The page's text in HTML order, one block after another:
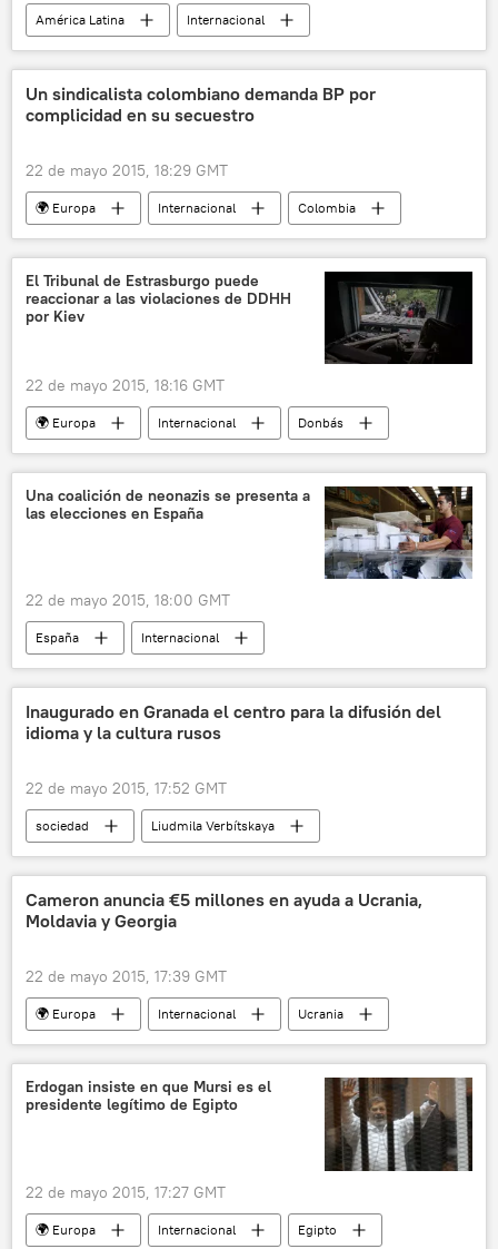
América Latina
Internacional
Normalización de las relaciones entre Cuba y EEUU
EEUU
Roberta Jacobson
Josefina Vidal
noticias
Un sindicalista colombiano demanda BP por
complicidad en su secuestro
22 de mayo 2015, 18:29 GMT
🌍 Europa Internacional
Colombia
Gilberto Torres
Sue William
Oil Justice
British Petroleum (BP)
noticias
El Tribunal de Estrasburgo puede
reaccionar a las violaciones de DDHH
por Kiev
22 de mayo 2015, 18:16 GMT
🌍 Europa Internacional
Donbás
Ucrania
Serguéi Nikitin
Petró Poroshenko
Tatiana Lokshina
PACE
Rada Suprema
Tribunal Europeo de Derechos Humanos (TEDH)
Situación en Donbás (primavera de 2015)
torturas
noticias
Una coalición de neonazis se presenta a
las elecciones en España
22 de mayo 2015, 18:00 GMT
España
Internacional
Coalición Nacional (España)
neonazismo
coalición
Elecciones Autonómicas y Municipales 2015
Inaugurado en Granada el centro para la difusión del
idioma y la cultura rusos
22 de mayo 2015, 17:52 GMT
sociedad
Liudmila Verbítskaya
Russkiy Mir
Universidad de Granada
idioma ruso
España
Cameron anuncia €5 millones en ayuda a Ucrania,
Moldavia y Georgia
22 de mayo 2015, 17:39 GMT
🌍 Europa Internacional
Ucrania
Georgia
Moldavia
Serbia
Bosnia Herzegovina
Riga
David Cameron
Asociación Oriental
noticias
Erdogan insiste en que Mursi es el
presidente legítimo de Egipto
22 de mayo 2015, 17:27 GMT
🌍 Europa Internacional
Egipto